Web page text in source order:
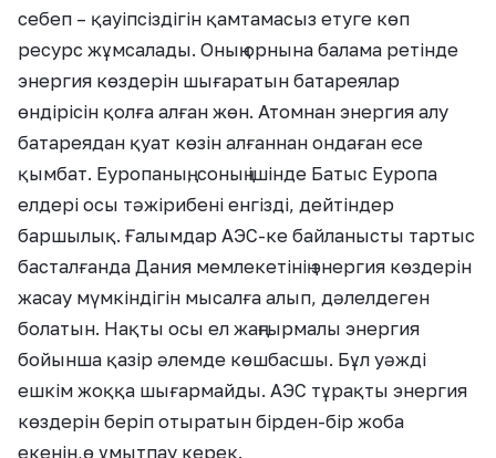
себеп – қауіпсіздігін қамтамасыз етуге көп
ресурс жұмсалады. Оның орнына балама ретінде
энергия көздерін шығаратын батареялар
өндірісін қолға алған жөн. Атомнан энергия алу
батареядан қуат көзін алғаннан ондаған есе
қымбат. Еуропаның, соның ішінде Батыс Еуропа
елдері осы тәжірибені енгізді, дейтіндер
баршылық. Ғалымдар АЭС-ке байланысты тартыс
басталғанда Дания мемлекетінің энергия көздерін
жасау мүмкіндігін мысалға алып, дәлелдеген
болатын. Нақты осы ел жаңғырмалы энергия
бойынша қазір әлемде көшбасшы. Бұл уәжді
ешкім жоққа шығармайды. АЭС тұрақты энергия
көздерін беріп отыратын бірден-бір жоба
екенін,ө ұмытпау керек.